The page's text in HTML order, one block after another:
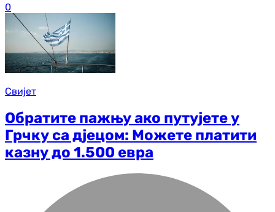
0
Свијет
Обратите пажњу ако путујете у
Грчку са дјецом: Можете платити
казну до 1.500 евра